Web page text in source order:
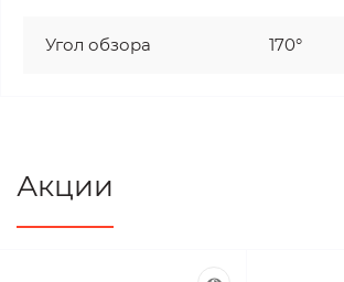
Угол обзора 170°
Акции